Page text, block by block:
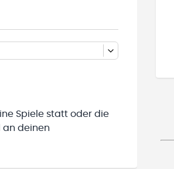
Spiele statt oder die
an deinen